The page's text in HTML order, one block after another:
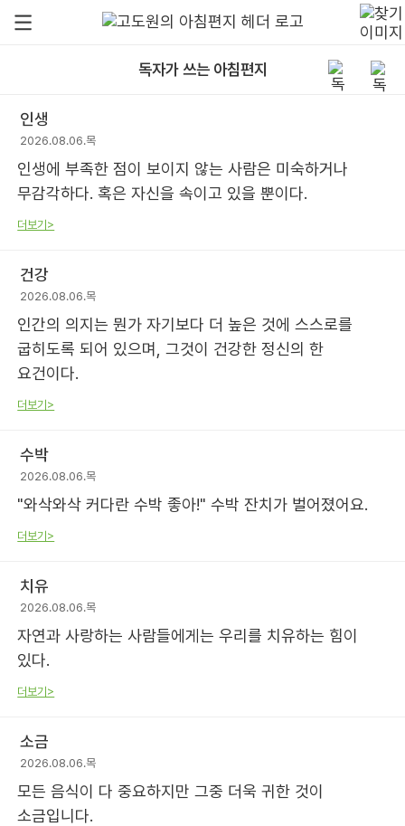
독자가 쓰는 아침편지
인생
2026.08.06.목
인생에 부족한 점이 보이지 않는 사람은 미숙하거나
무감각하다. 혹은 자신을 속이고 있을 뿐이다.
더보기>
건강
2026.08.06.목
인간의 의지는 뭔가 자기보다 더 높은 것에 스스로를
굽히도록 되어 있으며, 그것이 건강한 정신의 한
요건이다.
더보기>
수박
2026.08.06.목
"와삭와삭 커다란 수박 좋아!" 수박 잔치가 벌어졌어요.
더보기>
치유
2026.08.06.목
자연과 사랑하는 사람들에게는 우리를 치유하는 힘이
있다.
더보기>
소금
2026.08.06.목
모든 음식이 다 중요하지만 그중 더욱 귀한 것이
소금입니다.